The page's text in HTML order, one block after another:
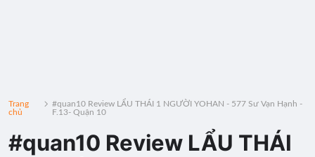
Trang
chủ
#quan10 Review LẨU THÁI 1 NGƯỜI YOHAN - 577 Sư Vạn Hạnh -
F.13- Quận 10
#quan10 Review LẨU THÁI